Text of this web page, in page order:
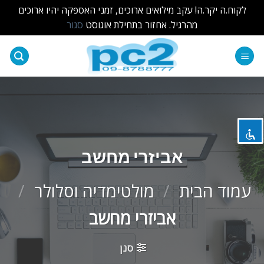
visibility_off השבת את ההבזקים
zoom_out זום (הקטנה)
zoom_in זום (הגדלה)
remove_circle_outline הקטנת גופן
הגדלת גופן
גופן קריא
לקוח.ה יקר.ה! עקב מילואים ארוכים, זמני האספקה יהיו ארוכים
מהרגיל. אחזור בתחילת אוגוסט סגור
אביזרי מחשב
עמוד הבית / מולטימדיה וסלולר /
אביזרי מחשב
סנן